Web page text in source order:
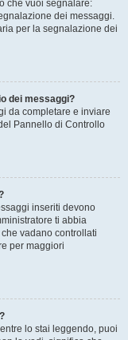
che vuoi segnalare:
dei messaggi.
per la segnalazione dei
dei messaggi?
da completare e inviare
Pannello di Controllo
inseriti devono
ti abbia
vadano controllati
per maggiori
lo stai leggendo, puoi